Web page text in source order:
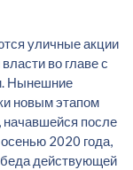
уличные акции
во главе с
Нынешние
новым этапом
после
2020 года,
действующей